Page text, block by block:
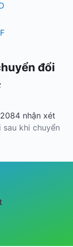
đổi
nhận xét
khi chuyển